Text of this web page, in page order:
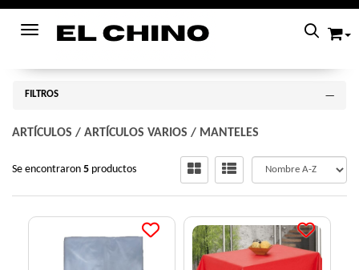
Toggle navigation
FILTROS
ARTÍCULOS / ARTÍCULOS VARIOS / MANTELES
Se encontraron 5 productos